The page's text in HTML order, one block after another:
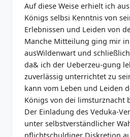
Auf diese Weise erhielt ich
Königs selbsi Kenntnis von
Erlebnissen und Leiden von
Manche Mitteilung ging mir
ausWildenwart und
da& ich der Ueberzeu-gung
zuverlässig unterrichtet zu
kann vom Leben und Leiden
Königs von dei limsturznacht
Der Einladung des Veduka-
unter selbstverständlicher